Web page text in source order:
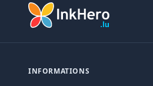
INFORMATIONS